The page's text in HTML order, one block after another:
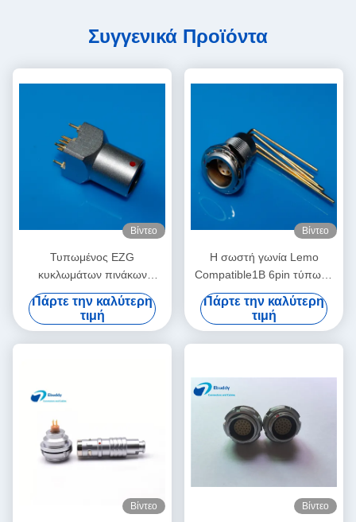
Συγγενικά Προϊόντα
Βίντεο
Τυπωμένος EZG
κυκλωμάτων πινάκων
συνδετήρας υποδοχών PCB
τυπωμένων υλών
συνδετήρων θηλυκός
Πάρτε την καλύτερη
τιμή
Βίντεο
Η σωστή γωνία Lemo
Compatible1B 6pin τύπωσε
το συνδετήρα πινάκων
κυκλωμάτων για το πίσω
μοντάρισμα επιτροπής
Πάρτε την καλύτερη
τιμή
Βίντεο Βίντεο